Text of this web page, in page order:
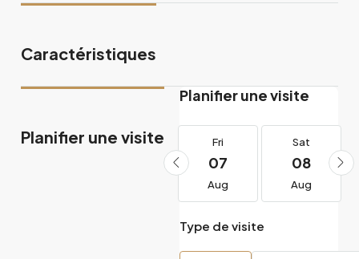
Caractéristiques
Planifier une visite
Planifier une visite
Thu Fri Fri
07
Aug
Sat
08
Aug
Type de visite